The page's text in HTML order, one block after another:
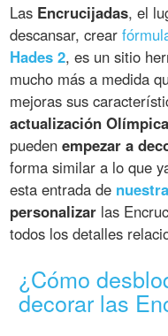
Las Encrucijadas, el
descansar, crear
Hades 2, es un sitio
mucho más a medida
mejoras sus
actualización Olímpica
puedenempezar a
forma similar a lo que
esta entrada de
personalizar las
todos los detalles
¿Cómo
decorar las